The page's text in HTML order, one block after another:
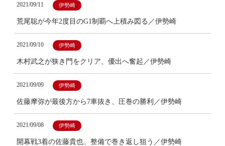
2021/09/11 伊勢崎
荒尾聡が今年2度目のG1制覇へ上積み図る／伊勢崎
2021/09/10 伊勢崎
木村武之が狭き門をクリア、優出へ奮起／伊勢崎
2021/09/09 伊勢崎
佐藤摩弥が最後方から7車抜き、圧巻の勝利／伊勢崎
2021/09/08 伊勢崎
開幕戦3着の佐藤貴也、整備で巻き返し狙う／伊勢崎